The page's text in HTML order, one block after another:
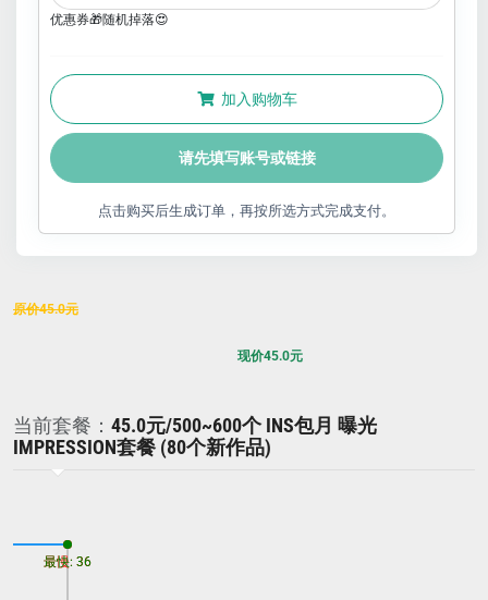
优惠券🎁随机掉落😍
加入购物车
请先填写账号或链接
点击购买后生成订单，再按所选方式完成支付。
原价45.0元
现价45.0元
当前套餐： 45.0元/500~600个 INS包月 曝光
IMPRESSION套餐 (80个新作品)
最慢: 36
最快: 36